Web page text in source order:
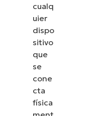
cualq
uier
dispo
sitivo
que
se
cone
cta
física